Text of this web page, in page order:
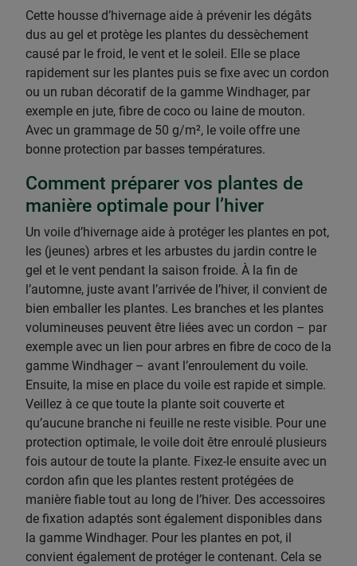
Cette housse d’hivernage aide à prévenir les dégâts
dus au gel et protège les plantes du dessèchement
causé par le froid, le vent et le soleil. Elle se place
rapidement sur les plantes puis se fixe avec un cordon
ou un ruban décoratif de la gamme Windhager, par
exemple en jute, fibre de coco ou laine de mouton.
Avec un grammage de 50 g/m², le voile offre une
bonne protection par basses températures.
Comment préparer vos plantes de
manière optimale pour l’hiver
Un voile d’hivernage aide à protéger les plantes en pot,
les (jeunes) arbres et les arbustes du jardin contre le
gel et le vent pendant la saison froide. À la fin de
l’automne, juste avant l’arrivée de l’hiver, il convient de
bien emballer les plantes. Les branches et les plantes
volumineuses peuvent être liées avec un cordon – par
exemple avec un lien pour arbres en fibre de coco de la
gamme Windhager – avant l’enroulement du voile.
Ensuite, la mise en place du voile est rapide et simple.
Veillez à ce que toute la plante soit couverte et
qu’aucune branche ni feuille ne reste visible. Pour une
protection optimale, le voile doit être enroulé plusieurs
fois autour de toute la plante. Fixez-le ensuite avec un
cordon afin que les plantes restent protégées de
manière fiable tout au long de l’hiver. Des accessoires
de fixation adaptés sont également disponibles dans
la gamme Windhager. Pour les plantes en pot, il
convient également de protéger le contenant. Cela se